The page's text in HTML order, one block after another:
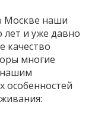
Москве наши
лет и уже давно
качество
многие
особенностей